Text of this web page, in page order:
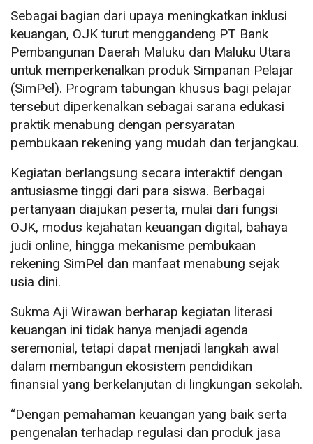
Sebagai bagian dari upaya meningkatkan inklusi
keuangan, OJK turut menggandeng PT Bank
Pembangunan Daerah Maluku dan Maluku Utara
untuk memperkenalkan produk Simpanan Pelajar
(SimPel). Program tabungan khusus bagi pelajar
tersebut diperkenalkan sebagai sarana edukasi
praktik menabung dengan persyaratan
pembukaan rekening yang mudah dan terjangkau.
Kegiatan berlangsung secara interaktif dengan
antusiasme tinggi dari para siswa. Berbagai
pertanyaan diajukan peserta, mulai dari fungsi
OJK, modus kejahatan keuangan digital, bahaya
judi online, hingga mekanisme pembukaan
rekening SimPel dan manfaat menabung sejak
usia dini.
Sukma Aji Wirawan berharap kegiatan literasi
keuangan ini tidak hanya menjadi agenda
seremonial, tetapi dapat menjadi langkah awal
dalam membangun ekosistem pendidikan
finansial yang berkelanjutan di lingkungan sekolah.
“Dengan pemahaman keuangan yang baik serta
pengenalan terhadap regulasi dan produk jasa